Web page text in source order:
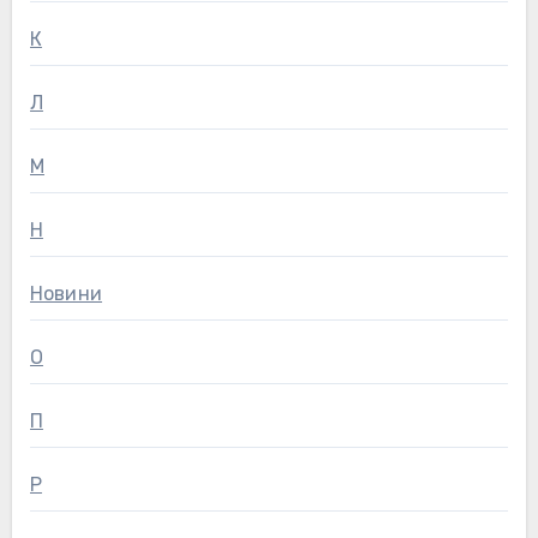
К
Л
М
Н
Новини
О
П
Р